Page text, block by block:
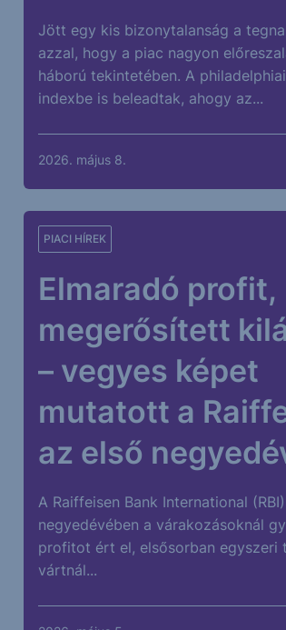
Jött egy kis bizonytalanság a
azzal, hogy a piac nagyon
háború tekintetében. A
indexbe is beleadtak, ahogy az...
2026. május 8.
Elmaradó profit,
megerősített
– vegyes képet
mutatott a
az első
PIACI HÍREK
A Raiffeisen Bank International (RBI)
negyedévében a várakozásoknál
profitot ért el, elsősorban egyszeri
vártnál...